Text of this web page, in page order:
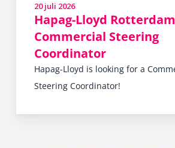
20 juli 2026in
Hapag-Lloyd
Commercial Steering
Coordinator
Hapag-Lloyd is looking for a
Steering Coordinator!
READ MORE